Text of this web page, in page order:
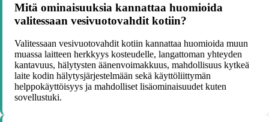
Mitä ominaisuuksia kannattaa huomioida
valitessaan vesivuotovahdit kotiin?
Valitessaan vesivuotovahdit kotiin kannattaa huomioida muun
muassa laitteen herkkyys kosteudelle, langattoman yhteyden
kantavuus, hälytysten äänenvoimakkuus, mahdollisuus kytkeä
laite kodin hälytysjärjestelmään sekä käyttöliittymän
helppokäyttöisyys ja mahdolliset lisäominaisuudet kuten
sovellustuki.